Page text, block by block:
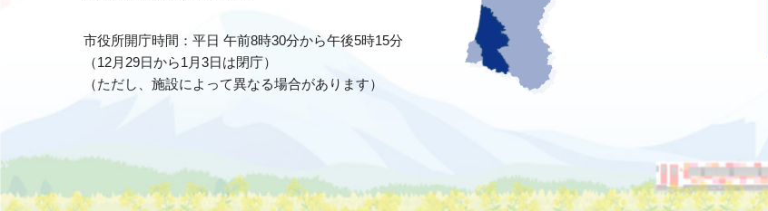
市役所開庁時間：平日 午前8時30分から午後5時15分
（12月29日から1月3日は閉庁）
（ただし、施設によって異なる場合があります）